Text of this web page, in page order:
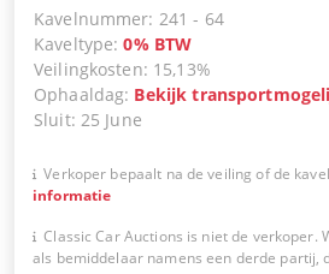
Kavelnummer: 241 - 64
Kaveltype:0% BTW
Veilingkosten: 15,13%
Ophaaldag: Bekijk
Sluit: 25 June
Verkoper bepaalt na de veiling of de
informatie
Classic Car Auctions is niet de verkoper.
als bemiddelaar namens een derde partij,